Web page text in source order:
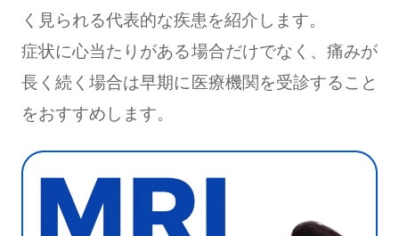
く見られる代表的な疾患を紹介します。
症状に心当たりがある場合だけでなく、痛みが
長く続く場合は早期に医療機関を受診すること
をおすすめします。